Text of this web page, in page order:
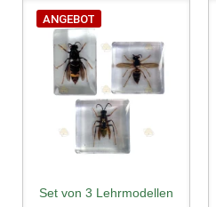
ANGEBOT
Set von 3 Lehrmodellen